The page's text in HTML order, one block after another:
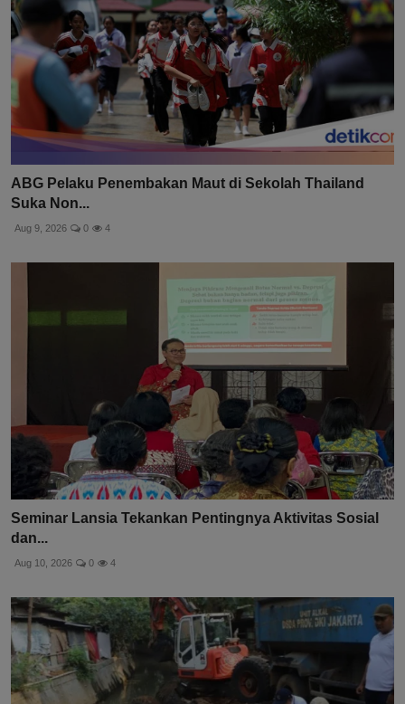
ABG Pelaku Penembakan Maut di Sekolah Thailand
Suka Non...
Aug 9, 2026 0 4
Seminar Lansia Tekankan Pentingnya Aktivitas Sosial
dan...
Aug 10, 2026 0 4